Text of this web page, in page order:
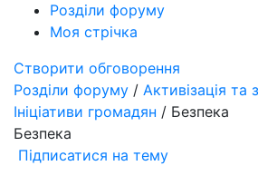
Розділи форуму
Моя стрічка
Створити обговорення
Розділи форуму / Активізація та
Ініціативи громадян / Безпека
Безпека
Підписатися на тему